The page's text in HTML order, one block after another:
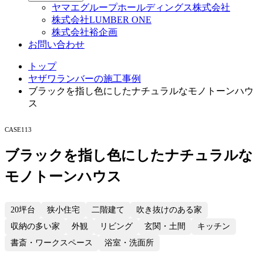
ヤマエグループホールディングス株式会社
株式会社LUMBER ONE
株式会社裕企画
お問い合わせ
トップ
ヤザワランバーの施工事例
ブラックを指し色にしたナチュラルなモノトーンハウ
ス
CASE113
ブラックを指し色にしたナチュラルな
モノトーンハウス
20坪台 狭小住宅 二階建て
吹き抜けのある家
収納の多い家
外観 リビング 玄関・土間
キッチン
書斎・ワークスペース
浴室・洗面所